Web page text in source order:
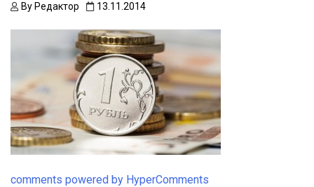
By Редактор 13.11.2014
comments powered by HyperComments